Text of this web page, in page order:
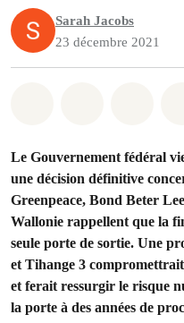
Sarah Jacobs
23 décembre 2021
Le Gouvernement fédéral
une décision définitive
Greenpeace, Bond Beter
Wallonie rappellent que la
seule porte de sortie. Une
et Tihange 3
et ferait ressurgir le risque
la porte à des années de